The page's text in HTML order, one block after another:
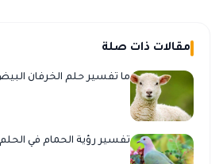
مقالات ذات صلة
ما تفسير حلم الخرفان
تفسير رؤية الحمام في